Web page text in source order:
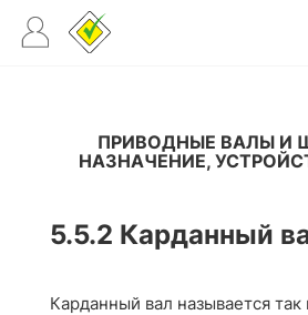
ПРИВОДНЫЕ ВАЛЫ И
НАЗНАЧЕНИЕ,
5.5.2 Карданный
Карданный вал называется так